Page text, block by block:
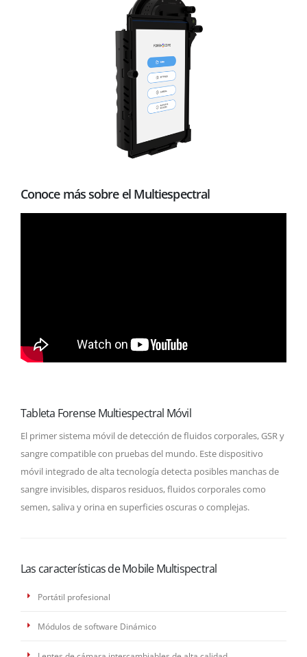
Conoce más sobre el Multiespectral
Tableta Forense Multiespectral Móvil
El primer sistema móvil de detección de fluidos corporales, GSR y
sangre compatible con pruebas del mundo. Este dispositivo
móvil integrado de alta tecnología detecta posibles manchas de
sangre invisibles, disparos residuos, fluidos corporales como
semen, saliva y orina en superficies oscuras o complejas.
Las características de Mobile Multispectral
Portátil profesional
Módulos de software Dinámico